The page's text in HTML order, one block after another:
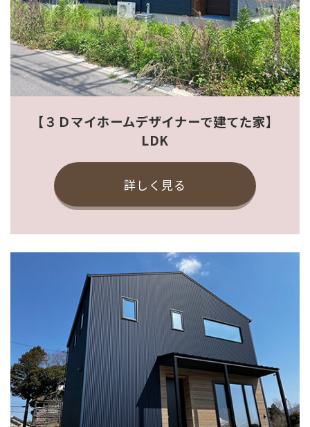
【３Ｄマイホームデザイナーで建てた家】
LDK
詳しく見る